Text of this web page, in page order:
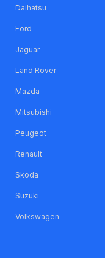
Daihatsu
Ford
Jaguar
Land Rover
Mazda
Mitsubishi
Peugeot
Renault
Skoda
Suzuki
Volkswagen